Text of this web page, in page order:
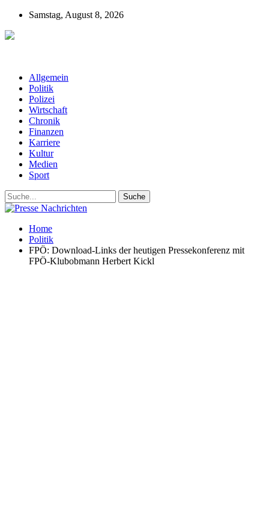
Samstag, August 8, 2026
Allgemein
Politik
Polizei
Wirtschaft
Chronik
Finanzen
Karriere
Kultur
Medien
Sport
Home
Politik
FPÖ: Download-Links der heutigen Pressekonferenz mit
FPÖ-Klubobmann Herbert Kickl